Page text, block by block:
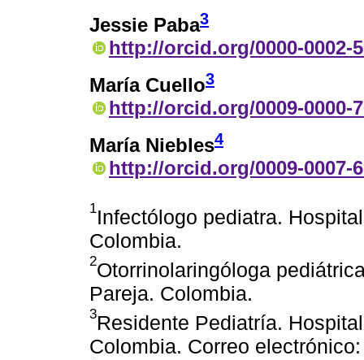
Jessie Paba3
http://orcid.org/0000-0002-
María Cuello3
http://orcid.org/0009-0000-
María Niebles4
http://orcid.org/0009-0007-
1Infectólogo pediatra.
Colombia.
2Otorrinolaringóloga
Pareja. Colombia.
3Residente Pediatría.
Colombia. Correo